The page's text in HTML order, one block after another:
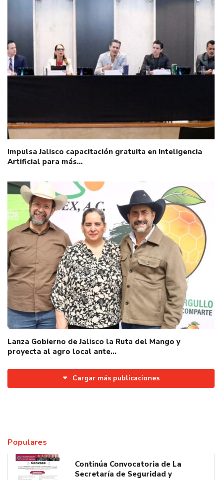
Impulsa Jalisco capacitación gratuita en Inteligencia
Artificial para más…
Lanza Gobierno de Jalisco la Ruta del Mango y
proyecta al agro local ante…
Cargar más publicaciones
Populares
Continúa Convocatoria de La
Secretaría de Seguridad y